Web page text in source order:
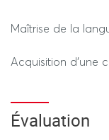
Maîtrise de la
Acquisition d’une
Évaluation